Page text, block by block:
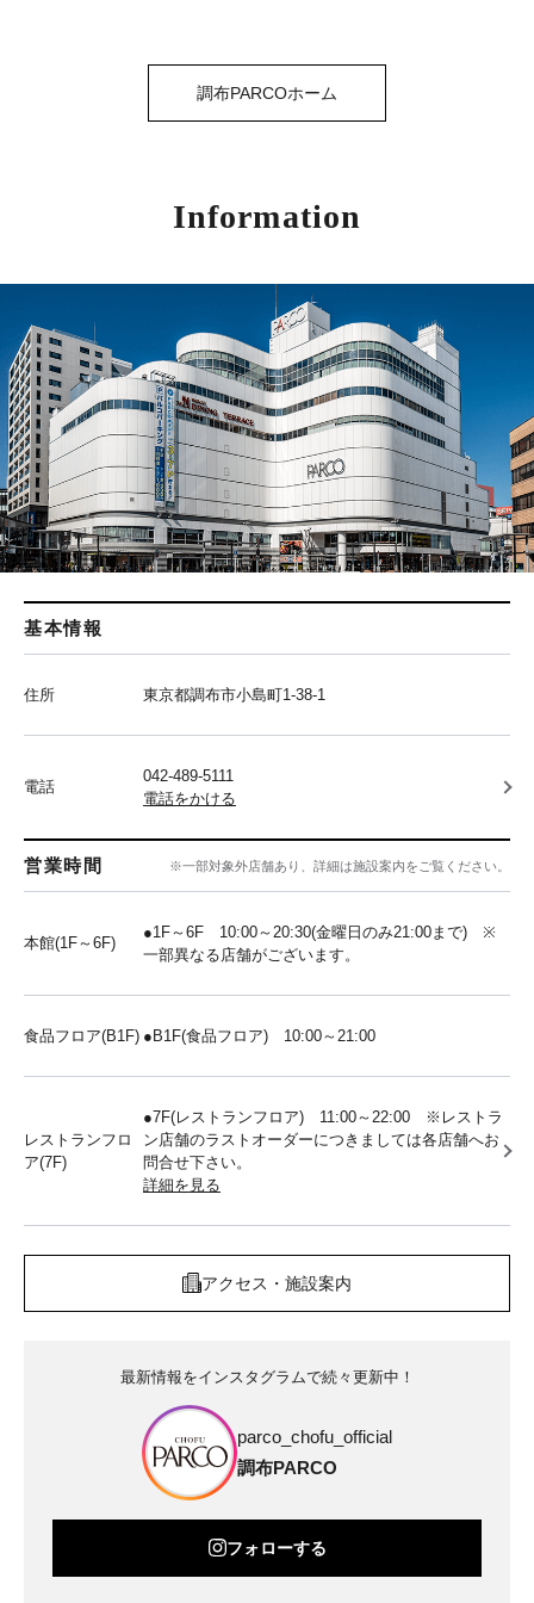
調布PARCOホーム
Information
基本情報
住所 東京都調布市小島町1-38-1
電話
042-489-5111
電話をかける
営業時間 ※一部対象外店舗あり、詳細は施設案内をご覧ください。
本館(1F～6F)
●1F～6F 10:00～20:30(金曜日のみ21:00まで) ※
一部異なる店舗がございます。
食品フロア(B1F) ●B1F(食品フロア) 10:00～21:00
レストランフロ
ア(7F)
●7F(レストランフロア) 11:00～22:00 ※レストラ
ン店舗のラストオーダーにつきましては各店舗へお
問合せ下さい。
詳細を見る
アクセス・施設案内
最新情報をインスタグラムで続々更新中！
parco_chofu_official
調布PARCO
フォローする